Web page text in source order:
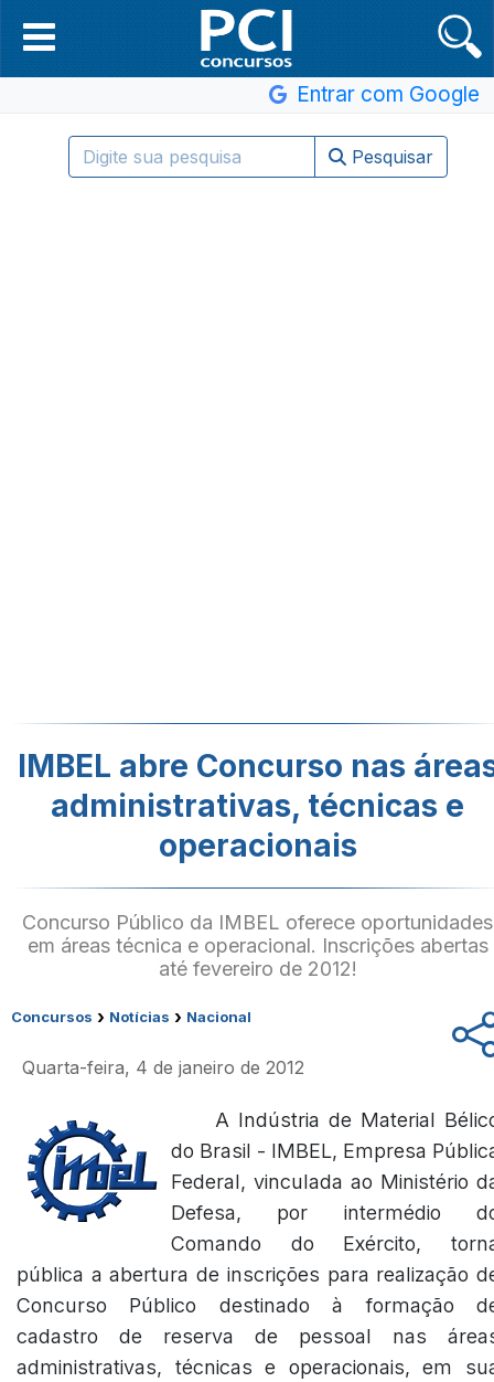
Entrar com Google
Pesquisar
IMBEL abre Concurso nas
administrativas, técnicas e
operacionais
Concurso Público da IMBEL oferece oportunidades
em áreas técnica e operacional. Inscrições abertas
até fevereiro de 2012!
Concursos › Notícias › Nacional
Quarta-feira, 4 de janeiro de 2012
A Indústria de Material
do Brasil - IMBEL, Empresa
Federal, vinculada ao Ministério
Defesa, por intermédio
Comando do Exército,
pública a abertura de inscrições para realização
Concurso Público destinado à formação
cadastro de reserva de pessoal nas
administrativas, técnicas e operacionais, em